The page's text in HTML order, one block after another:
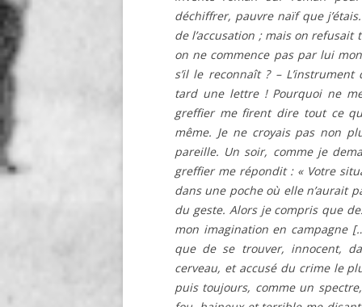
déchiffrer, pauvre naïf que
de l’accusation ; mais on
on ne commence pas par lui
s’il le reconnaît ? –
tard une lettre ! Pourquoi ne
greffier me firent dire tout ce
même. Je ne croyais pas non
pareille. Un soir, comme je
greffier me répondit : « Votre
dans une poche où elle n’aurait
du geste. Alors je compris que
mon imagination en campagne
que de se trouver, innocent,
cerveau, et accusé du crime le
puis toujours, comme un